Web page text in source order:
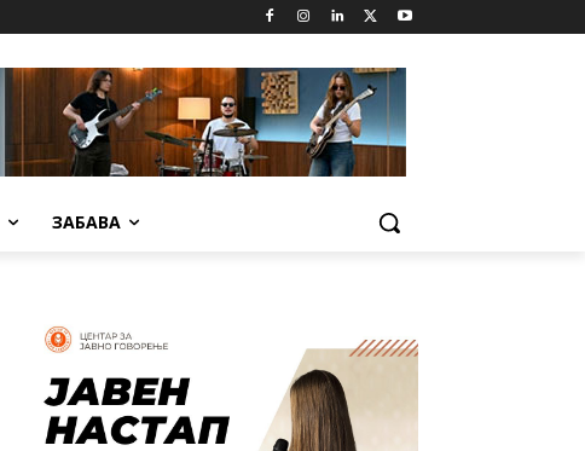
ЗАБАВА